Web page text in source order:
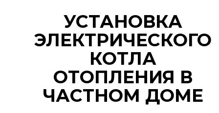
УСТАНОВКА
ЭЛЕКТРИЧЕСКОГО
КОТЛА
ОТОПЛЕНИЯ В
ЧАСТНОМ ДОМЕ